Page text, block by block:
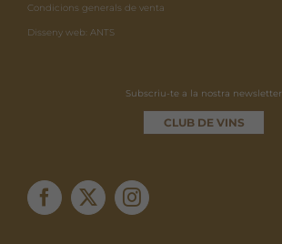
Condicions generals de venta
Disseny web: ANTS
Subscriu-te a la nostra newsletter
CLUB DE VINS